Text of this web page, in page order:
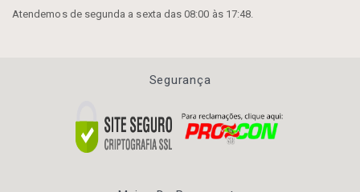
Atendemos de segunda a sexta das 08:00 às 17:48.
Segurança